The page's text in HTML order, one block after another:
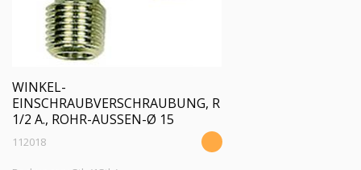
WINKEL-
EINSCHRAUBVERSCHRAUBUNG, R
1/2 A., ROHR-AUSSEN-Ø 15
112018